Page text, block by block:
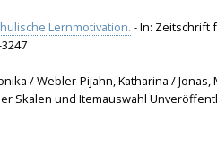
Lernmotivation. - In: Zeitschrift
/ Webler-Pijahn, Katharina /
Skalen und Itemauswahl